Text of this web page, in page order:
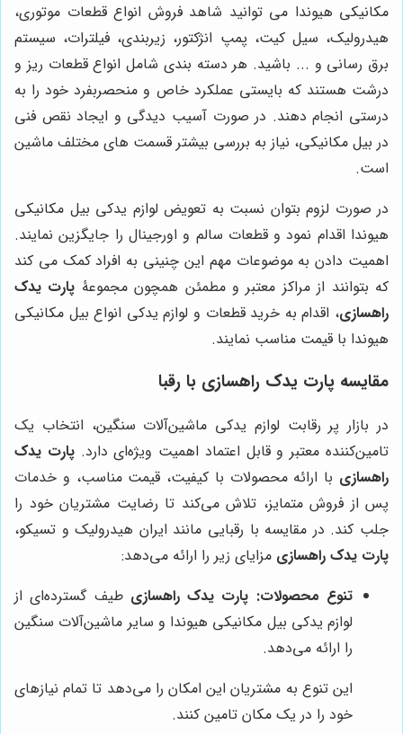
مکانیکی هیوندا می توانید شاهد فروش انواع قطعات موتوری،
هیدرولیک، سیل کیت، پمپ انژکتور، زیربندی، فیلترات، سیستم
برق رسانی و ... باشید. هر دسته بندی شامل انواع قطعات ریز و
درشت هستند که بایستی عملکرد خاص و منحصربفرد خود را به
درستی انجام دهند. در صورت آسیب دیدگی و ایجاد نقص فنی
در بیل مکانیکی، نیاز به بررسی بیشتر قسمت های مختلف ماشین
است.
در صورت لزوم بتوان نسبت به تعویض لوازم یدکی بیل مکانیکی
هیوندا اقدام نمود و قطعات سالم و اورجینال را جایگزین نمایند.
اهمیت دادن به موضوعات مهم این چنینی به افراد کمک می کند
که بتوانند از مراکز معتبر و مطمئن همچون مجموعۀ پارت یدک
راهسازی، اقدام به خرید قطعات و لوازم یدکی انواع بیل مکانیکی
هیوندا با قیمت مناسب نمایند.
مقایسه پارت یدک راهسازی با رقبا
در بازار پر رقابت لوازم یدکی ماشین‌آلات سنگین، انتخاب یک
تامین‌کننده معتبر و قابل اعتماد اهمیت ویژه‌ای دارد.پارت یدک
راهسازی با ارائه محصولات با کیفیت، قیمت مناسب، و خدمات
پس از فروش متمایز، تلاش می‌کند تا رضایت مشتریان خود را
جلب کند. در مقایسه با رقبایی مانند ایران هیدرولیک و تسیکو،
پارت یدک راهسازی مزایای زیر را ارائه می‌دهد:
تنوع محصولات: پارت یدک راهسازی طیف گسترده‌ای از
لوازم یدکی بیل مکانیکی هیوندا و سایر ماشین‌آلات سنگین
را ارائه می‌دهد.
این تنوع به مشتریان این امکان را می‌دهد تا تمام نیازهای
خود را در یک مکان تامین کنند.